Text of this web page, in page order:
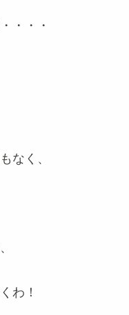
・・・
なく、
わ！